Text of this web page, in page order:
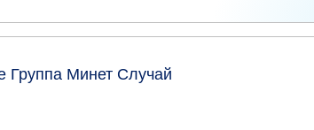
Группа Минет Случай